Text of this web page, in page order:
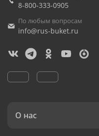
8-800-333-0905
По любым вопросам
info@rus-buket.ru
О нас